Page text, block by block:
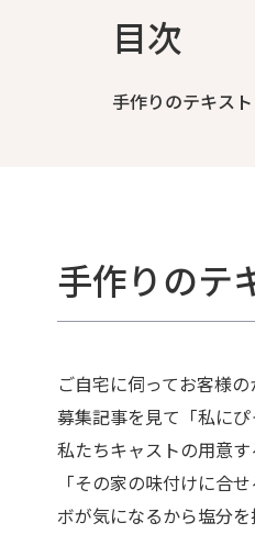
目次
手作りのテキスト
手作りのテ
ご自宅に伺ってお客様
募集記事を見て「私に
私たちキャストの用意
「その家の味付けに合
ボが気になるから塩分